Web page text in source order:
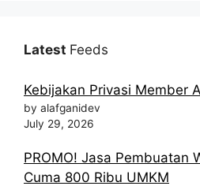
Latest Feeds
Kebijakan Privasi Member
by alafganidev
July 29, 2026
PROMO! Jasa Pembuatan
Cuma 800 Ribu UMKM